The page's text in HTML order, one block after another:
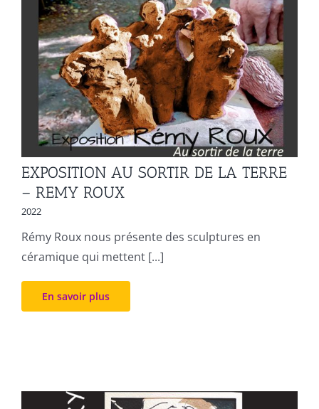
EXPOSITION AU SORTIR DE LA TERRE
– REMY ROUX
2022
Rémy Roux nous présente des sculptures en
céramique qui mettent [...]
En savoir plus